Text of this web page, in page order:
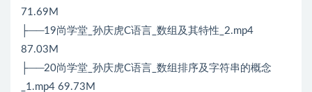
71.69M
├──19尚学堂_孙庆虎C语言_数组及其特性_2.mp4
87.03M
├──20尚学堂_孙庆虎C语言_数组排序及字符串的概念
_1.mp4 69.73M